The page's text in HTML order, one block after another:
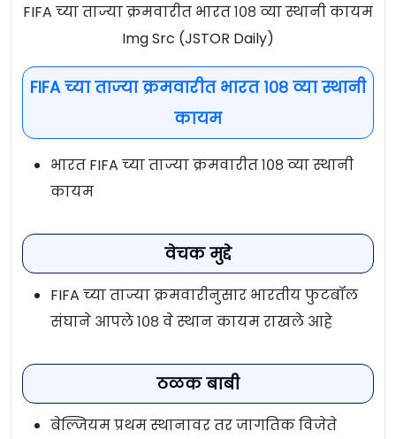
FIFA च्या ताज्या क्रमवारीत भारत १०८ व्या स्थानी कायम
Img Src (JSTOR Daily)
FIFA च्या ताज्या क्रमवारीत भारत १०८ व्या स्थानी
कायम
भारत FIFA च्या ताज्या क्रमवारीत १०८ व्या स्थानी
कायम
वेचक मुद्दे
FIFA च्या ताज्या क्रमवारीनुसार भारतीय फुटबॉल
संघाने आपले १०८ वे स्थान कायम राखले आहे
ठळक बाबी
बेल्जियम प्रथम स्थानावर तर जागतिक विजेते